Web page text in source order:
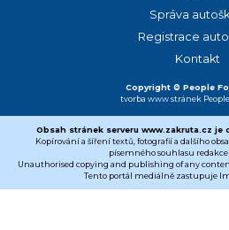
Copyright © People
tvorba www stránek
Správa
Registrace
Kontakt
Obsah stránek serveru www.zakruta.cz je
Kopírování a šíření textů, fotografií a dalšího
písemného souhlasu
Unauthorised copying and publishing of any
Tento portál mediálně zastupuje